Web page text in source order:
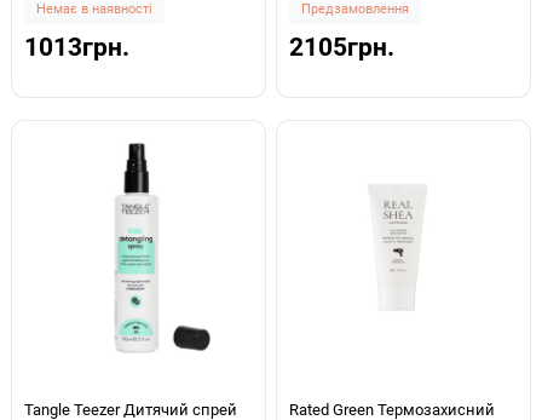
мл
Немає в наявності
1013грн.
Предзамовлення
2105грн.
Tangle Teezer Дитячий спрей
Rated Green Термозахисний